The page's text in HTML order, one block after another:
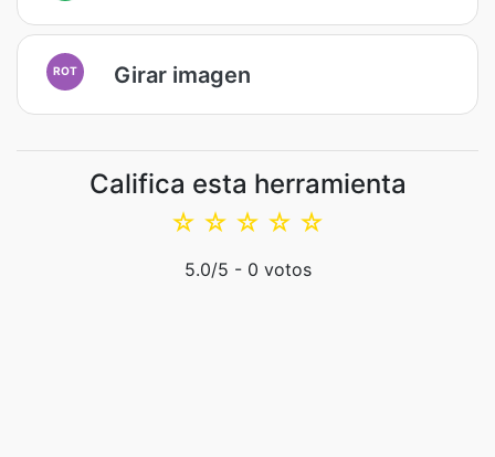
ROT Girar imagen
Califica esta herramienta
☆
☆
☆
☆
☆
5.0/5 - 0 votos